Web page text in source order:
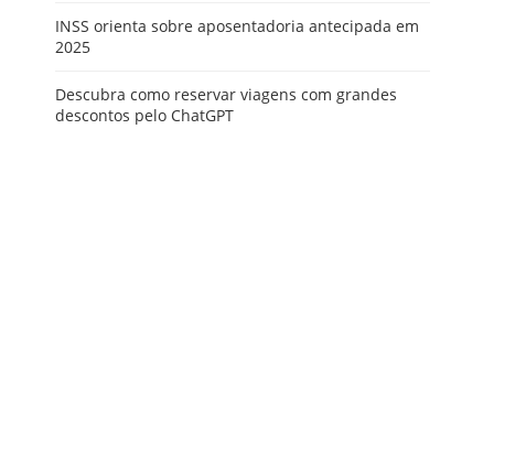
INSS orienta sobre aposentadoria antecipada em
2025
Descubra como reservar viagens com grandes
descontos pelo ChatGPT